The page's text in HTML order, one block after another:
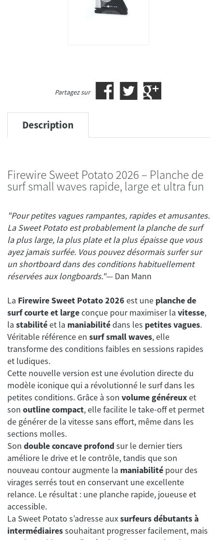
Partagez sur
Description
Firewire Sweet Potato 2026 – Planche de
surf small waves rapide, large et ultra fun
"Pour petites vagues rampantes, rapides et amusantes.
La Sweet Potato est probablement la planche de surf
la plus large, la plus plate et la plus épaisse que vous
ayez jamais surfée. Vous pouvez désormais surfer sur
un shortboard dans des conditions habituellement
réservées aux longboards."— Dan Mann
La Firewire Sweet Potato 2026 est une planche de
surf courte et largeconçue pour maximiser la vitesse,
la stabilitéet la maniabilitédans les petites vagues.
Véritable référence en surf small waves, elle
transforme des conditions faibles en sessions rapides
et ludiques.
Cette nouvelle version est une évolution directe du
modèle iconique qui a révolutionné le surf dans les
petites conditions. Grâce à son volume généreuxet
son outline compact, elle facilite le take-off et permet
de générer de la vitesse sans effort, même dans les
sections molles.
Son double concave profondsur le dernier tiers
améliore le drive et le contrôle, tandis que son
nouveau contour augmente la maniabilité pour des
virages serrés tout en conservant une excellente
relance. Le résultat : une planche rapide, joueuse et
accessible.
La Sweet Potato s’adresse auxsurfeurs débutants à
intermédiairessouhaitant progresser facilement, mais